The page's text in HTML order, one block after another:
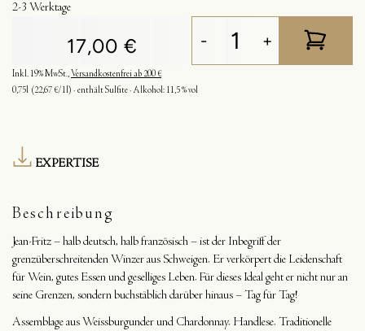
2-3 Werktage
17,00 €
Inkl. 19% MwSt., Versandkostenfrei ab 200 €
- +
0,75l (22,67 €/1l) enthält Sulfite Alkohol: 11,5 % vol
EXPERTISE
Beschreibung
Jean-Fritz – halb deutsch, halb französisch – ist der Inbegriff der
grenzüberschreitenden Winzer aus Schweigen. Er verkörpert die Leidenschaft
für Wein, gutes Essen und geselliges Leben. Für dieses Ideal geht er nicht nur an
seine Grenzen, sondern buchstäblich darüber hinaus – Tag für Tag!
Assemblage aus Weissburgunder und Chardonnay. Handlese. Traditionelle